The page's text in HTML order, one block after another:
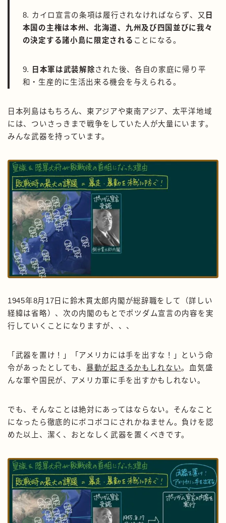
8. カイロ宣言の条項は履行されなければならず、又 日
本国の主権は本州、北海道、九州及び四国並びに我々
の決定する諸小島に限定される ことになる。
9. 日本軍は武装解除された後、各自の家庭に帰り平
和・生産的に生活出来る機会を与えられる。
日本列島はもちろん、東アジアや東南アジア、太平洋地域
には、ついさっきまで戦争をしていた人が大量にいます。
みんな武器を持っています。
1945年8月17日に鈴木貫太郎内閣が総辞職をして（詳しい
経緯は省略）、次の内閣のもとでポツダム宣言の内容を実
行していくことになりますが、、、
「武器を置け！」「アメリカには手を出すな！」という命
令があったとしても、 暴動が起きるかもしれない。血気盛
んな軍や国民が、アメリカ軍に手を出すかもしれない。
でも、そんなことは絶対にあってはならない。そんなこと
になったら徹底的にボコボコにされかねません。負けを認
めた以上、潔く、おとなしく武器を置くべきです。